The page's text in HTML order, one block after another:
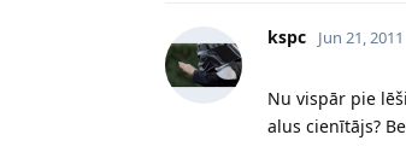
kspc Jun 21, 2011
Nu vispār pie
alus cienītājs?